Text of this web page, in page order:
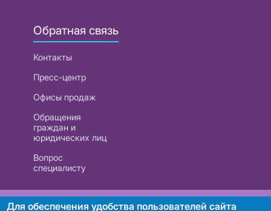
Обратная связь
Контакты
Пресс-центр
Офисы продаж
Обращения
граждан и
юридических лиц
Вопрос
специалисту
РУП «Белтелеком». УНП 101007741
Для обеспечения удобства пользователей сайта